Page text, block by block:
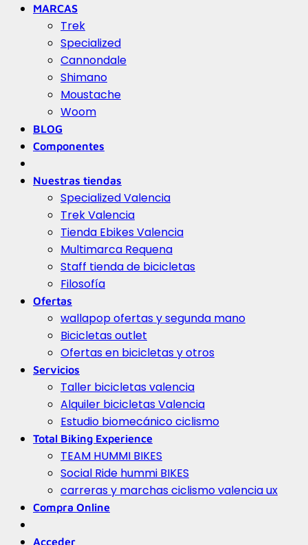
MARCAS
Trek
Specialized
Cannondale
Shimano
Moustache
Woom
BLOG
Componentes
Nuestras tiendas
Specialized Valencia
Trek Valencia
Tienda Ebikes Valencia
Multimarca Requena
Staff tienda de bicicletas
Filosofía
Ofertas
wallapop ofertas y segunda mano
Bicicletas outlet
Ofertas en bicicletas y otros
Servicios
Taller bicicletas valencia
Alquiler bicicletas Valencia
Estudio biomecánico ciclismo
Total Biking Experience
TEAM HUMMI BIKES
Social Ride hummi BIKES
carreras y marchas ciclismo valencia ux
Compra Online
Acceder